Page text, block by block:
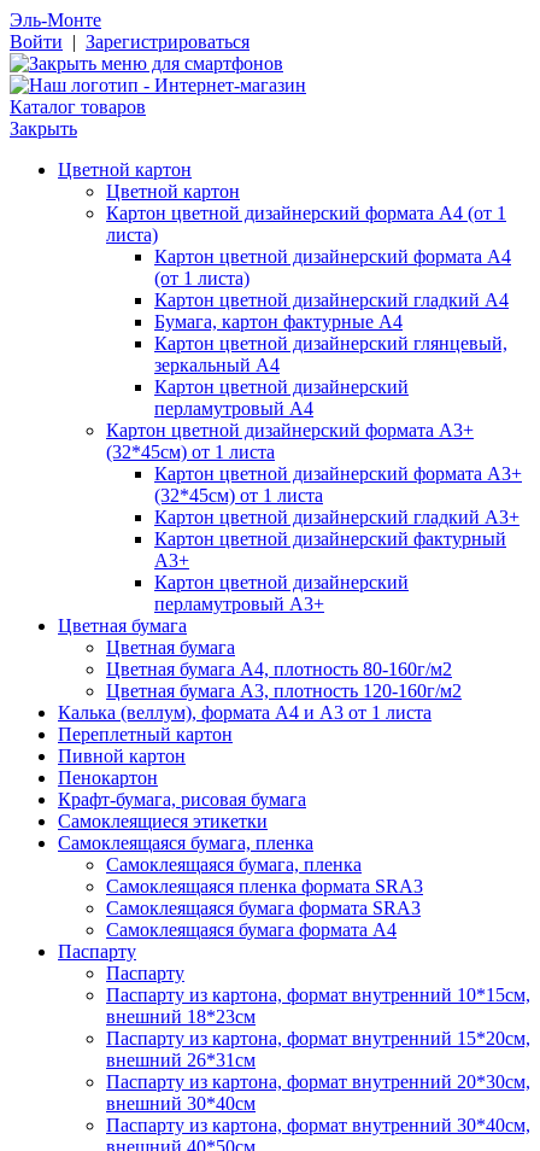
Эль-Монте
Войти | Зарегистрироваться
Каталог товаров
Закрыть
Цветной картон
Цветной картон
Картон цветной дизайнерский формата А4 (от 1
листа)
Картон цветной дизайнерский формата А4
(от 1 листа)
Картон цветной дизайнерский гладкий А4
Бумага, картон фактурные А4
Картон цветной дизайнерский глянцевый,
зеркальный А4
Картон цветной дизайнерский
перламутровый А4
Картон цветной дизайнерский формата А3+
(32*45см) от 1 листа
Картон цветной дизайнерский формата А3+
(32*45см) от 1 листа
Картон цветной дизайнерский гладкий А3+
Картон цветной дизайнерский фактурный
А3+
Картон цветной дизайнерский
перламутровый А3+
Цветная бумага
Цветная бумага
Цветная бумага А4, плотность 80-160г/м2
Цветная бумага А3, плотность 120-160г/м2
Калька (веллум), формата А4 и А3 от 1 листа
Переплетный картон
Пивной картон
Пенокартон
Крафт-бумага, рисовая бумага
Самоклеящиеся этикетки
Самоклеящаяся бумага, пленка
Самоклеящаяся бумага, пленка
Самоклеящаяся пленка формата SRА3
Самоклеящаяся бумага формата SRА3
Самоклеящаяся бумага формата А4
Паспарту
Паспарту
Паспарту из картона, формат внутренний 10*15см,
внешний 18*23см
Паспарту из картона, формат внутренний 15*20см,
внешний 26*31см
Паспарту из картона, формат внутренний 20*30см,
внешний 30*40см
Паспарту из картона, формат внутренний 30*40см,
внешний 40*50см